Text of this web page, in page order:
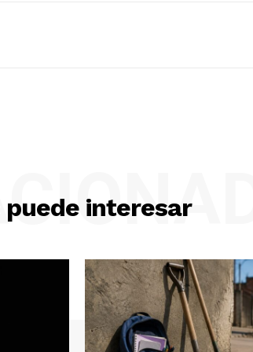
puede interesar